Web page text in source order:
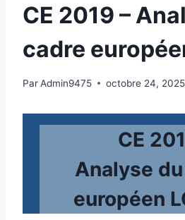
CE 2019 –
cadre
ParAdmin9475 octobre 24, 2025
CE
Analyse
européen